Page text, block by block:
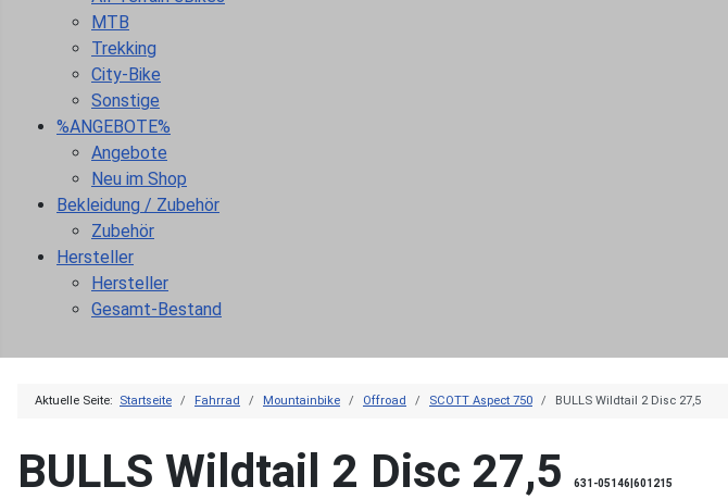
MTB
Trekking
City-Bike
Sonstige
%ANGEBOTE%
Angebote
Neu im Shop
Bekleidung / Zubehör
Zubehör
Hersteller
Hersteller
Gesamt-Bestand
Aktuelle Seite: Startseite Fahrrad Mountainbike Offroad SCOTT Aspect 750 BULLS Wildtail 2 Disc 27,5
BULLS Wildtail 2 Disc 27,5 631-05146|601215